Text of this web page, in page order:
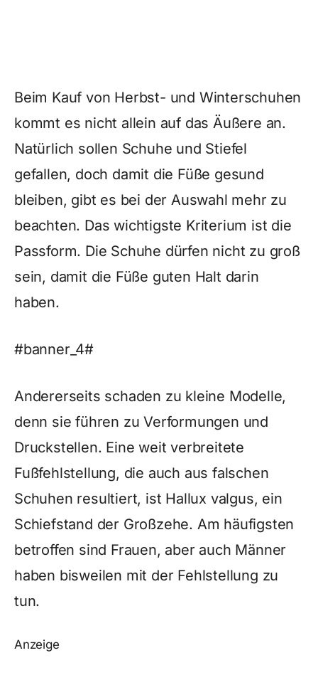
Beim Kauf von Herbst- und Winterschuhen
kommt es nicht allein auf das Äußere an.
Natürlich sollen Schuhe und Stiefel
gefallen, doch damit die Füße gesund
bleiben, gibt es bei der Auswahl mehr zu
beachten. Das wichtigste Kriterium ist die
Passform. Die Schuhe dürfen nicht zu groß
sein, damit die Füße guten Halt darin
haben.
#banner_4#
Andererseits schaden zu kleine Modelle,
denn sie führen zu Verformungen und
Druckstellen. Eine weit verbreitete
Fußfehlstellung, die auch aus falschen
Schuhen resultiert, ist Hallux valgus, ein
Schiefstand der Großzehe. Am häufigsten
betroffen sind Frauen, aber auch Männer
haben bisweilen mit der Fehlstellung zu
tun.
Anzeige